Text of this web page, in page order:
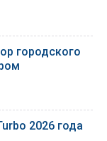
городского
2026 года